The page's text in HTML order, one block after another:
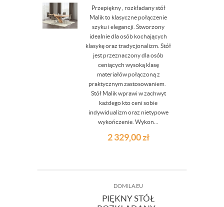
Przepiękny , rozkładany stół
Malik to klasyczne połączenie
szyku i elegancji. Stworzony
idealnie dla osób kochających
klasykę oraz tradycjonalizm. Stół
jest przeznaczony dla osób
ceniących wysoką klasę
materiałów połączoną z
praktycznym zastosowaniem.
Stół Malik wprawi w zachwyt
każdego kto ceni sobie
indywidualizm oraz nietypowe
wykończenie. Wykon...
2 329,00zł
DOMILA.EU
PIĘKNY STÓŁ